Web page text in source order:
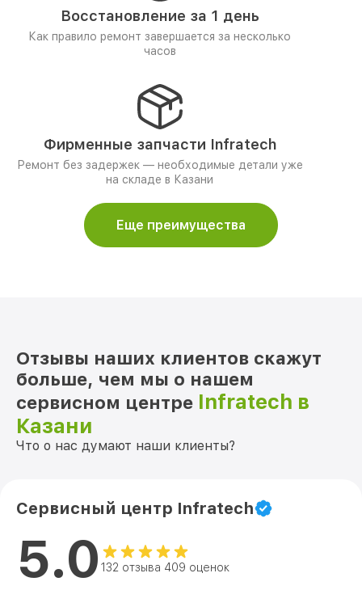
Восстановление за 1 день
Как правило ремонт завершается за несколько
часов
Фирменные запчасти Infratech
Ремонт без задержек — необходимые детали уже
на складе в Казани
Еще преимущества
Отзывы наших клиентов скажут
больше, чем мы о нашем
сервисном центре Infratech в
Казани
Что о нас думают наши клиенты?
Сервисный центр Infratech
5.0 132 отзыва 409 оценок